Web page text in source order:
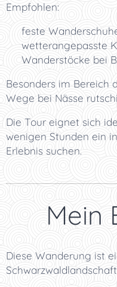
Empfohlen:
🥾 feste
🌦️ wetterangepasste
🦯 Wanderstöcke bei
Besonders im Bereich
Wege bei Nässe
Die Tour eignet sich
wenigen Stunden ein
Erlebnis suchen.
⭐ Mein
Diese Wanderung ist